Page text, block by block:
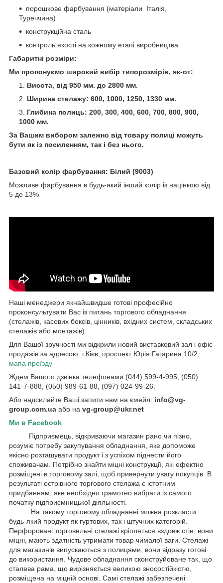
порошкове фарбування (матеріали Італія,
Туреччина)
конструкційна сталь
контроль якості на кожному етапі виробництва
Габаритні розміри:
Ми пропонуємо широкий вибір типорозмірів, як-от:
Висота, від 950 мм. до 2800 мм.
Ширина стелажу: 600, 1000, 1250, 1330 мм.
Глибина полиць: 200, 300, 400, 600, 700, 800, 900,
1000 мм.
За Вашим вибором залежно від товару полиці можуть
бути як із посиленням, так і без нього.
Базовий колір фарбування: Білий (9003)
Можливе фарбування в будь-який інший колір із націнкою від
5 до 13%
Наші менеджери якнайшвидше готові професійно
проконсультувати Вас із питань торгового обладнання
(стелажів, касових боксів, цінників, вхідних систем, складських
стелажів або монтажів).
Для Вашої зручності ми відкрили новий виставковий зал і офіс
продажів за адресою: г.Кієв, проспект Юрія Гагарина 10/2,
мапа проїзду
Ждем Вашого дзвінка телефонами (044) 599-4-995, (050)
141-7-888, (050) 989-61-88, (097) 024-99-26.
Або надсилайте Ваші запити нам на ємейл: info@vg-
group.com.ua або на vg-group@ukr.net
Ми в Facebook
Підприємець, відкриваючи магазин рано чи пізно,
розуміє потребу закупування обладнання, яке допоможе
якісно розташувати продукт і з успіхом піднести його
споживачам. Потрібно знайти міцні конструкції, які ефектно
розміщені в торговому залі, щоб привернути увагу покупців. В
результаті острівного торгового стелажа є істотним
придбанням, яке необхідно грамотно вибрати із самого
початку підприємницької діяльності.
На такому торговому обладнанні можна розкласти
будь-який продукт як гуртових, так і штучних категорій.
Перфоровані торговельні стелажі кріпляться вздовж стін, вони
міцні, мають здатність утримати товар чималої ваги. Стелажі
для магазинів випускаються з полицями, вони відразу готові
до використання. Чудове обладнання сконструйоване так, що
сталева рама, що вирізняється великою зносостійкістю,
розміщена на міцній основі. Самі стелажі забезпечені